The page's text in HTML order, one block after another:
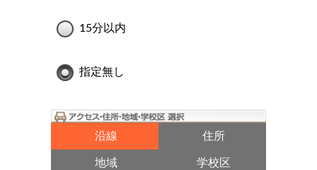
15分以内
指定無し
沿線 住所
地域 学校区